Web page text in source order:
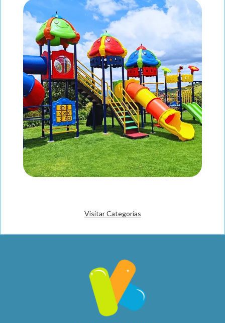
Visitar Categorías